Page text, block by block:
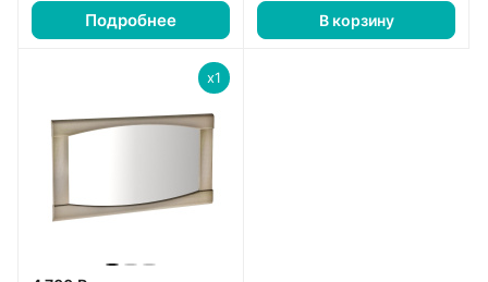
Подробнее В корзину
x1